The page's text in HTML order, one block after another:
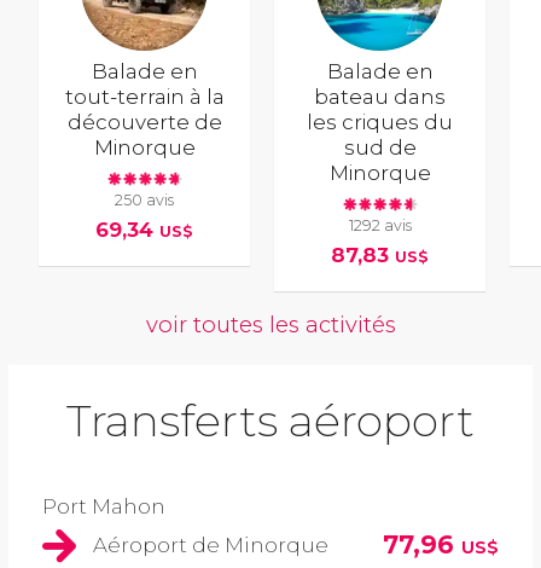
Balade en
tout-terrain à la
découverte de
Minorque
250 avis
69,34 US$
Balade en
bateau dans
les criques du
sud de
Minorque
1292 avis
87,83 US$
voir toutes les activités
Transferts aéroport
Port Mahon
Aéroport de Minorque
77,96 US$